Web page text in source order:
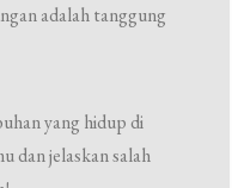
adalah tanggung
yang hidup di
dan jelaskan salah